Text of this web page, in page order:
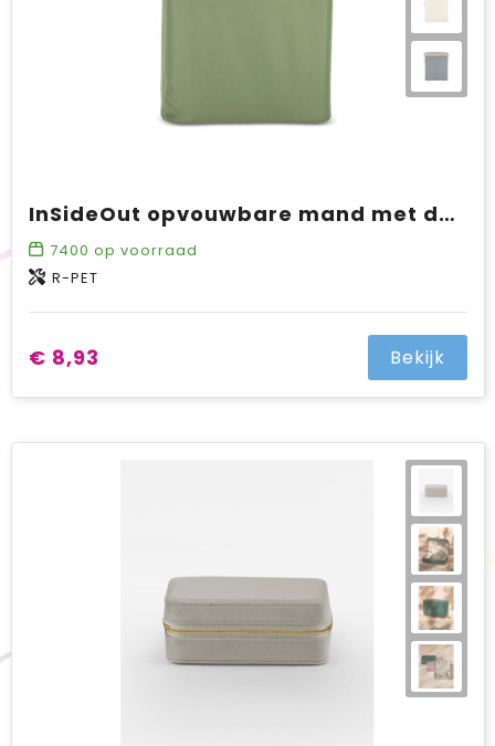
InSideOut opvouwbare mand met deksel Sogne 40,5 x 33 x 42cm rPET
7400 op voorraad
R-PET
€ 8,93 Bekijk